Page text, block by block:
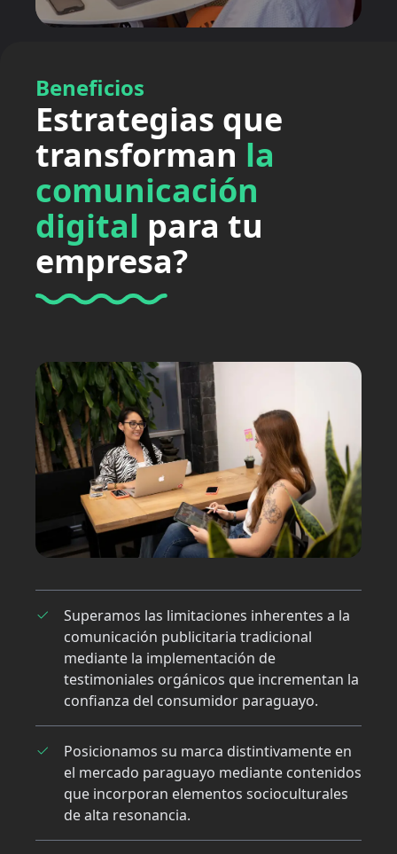
Beneficios
Estrategias que
transformanla
comunicación
digital para tu
empresa?
Superamos las limitaciones inherentes a la
comunicación publicitaria tradicional
mediante la implementación de
testimoniales orgánicos que incrementan la
confianza del consumidor paraguayo.
Posicionamos su marca distintivamente en
el mercado paraguayo mediante contenidos
que incorporan elementos socioculturales
de alta resonancia.